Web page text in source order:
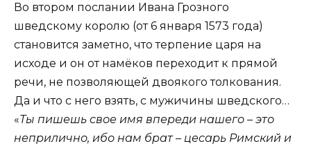
Во втором послании Ивана Грозного
шведскому королю (от 6 января 1573 года)
становится заметно, что терпение царя на
исходе и он от намёков переходит к прямой
речи, не позволяющей двоякого толкования.
Да и что с него взять, с мужичины шведского…
«Ты пишешь свое имя впереди нашего – это
неприлично, ибо нам брат – цесарь Римский и